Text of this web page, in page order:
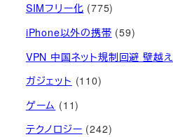
SIMフリー化 (775)
iPhone以外の携帯 (59)
VPN 中国ネット規制回避 壁越え
ガジェット (110)
ゲーム (11)
テクノロジー (242)